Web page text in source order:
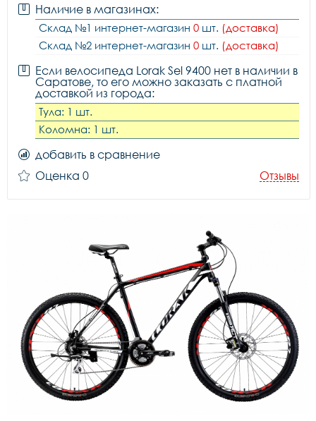
Наличие в магазинах:
Склад №1 интернет-магазин 0 шт. (доставка)
Склад №2 интернет-магазин 0 шт. (доставка)
Если велосипеда Lorak Sel 9400 нет в наличии в
Саратове, то его можно заказать с платной
доставкой из города:
Тула: 1 шт.
Коломна: 1 шт.
добавить в сравнение
Оценка 0
Отзывы